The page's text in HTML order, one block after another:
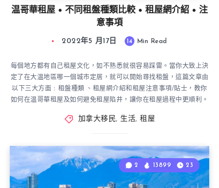
温哥華租屋 • 不同租盤種類比較 • 租屋網介紹 • 注
意事項
2022年5 月17日 14 Min Read
每個地方都有自己租屋文化，如不熟悉就很容易踩雷。當你大致上決
定了在大温地區哪一個城市定居，就可以開始尋找租盤，這篇文章由
以下三大方面﹕租盤種類 、租屋網介紹和租屋注意事項/貼士，教你
如何在温哥華租屋及如何避免租屋陷井，讓你在租屋過程中更順利。
加拿大移民, 生活, 租屋
2 13899 23